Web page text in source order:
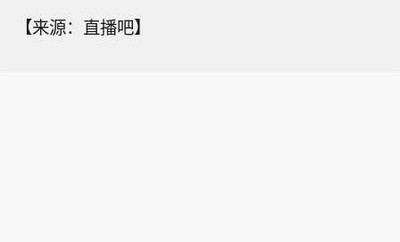
【来源：直播吧】